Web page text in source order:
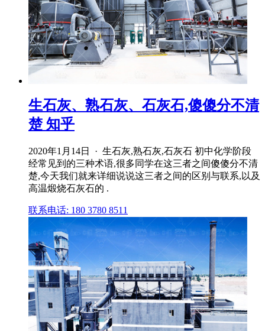
生石灰、熟石灰、石灰石,傻傻分不清
楚 知乎
2020年1月14日 · 生石灰,熟石灰,石灰石 初中化学阶段
经常见到的三种术语,很多同学在这三者之间傻傻分不清
楚,今天我们就来详细说说这三者之间的区别与联系,以及
高温煅烧石灰石的 .
联系电话: 180 3780 8511